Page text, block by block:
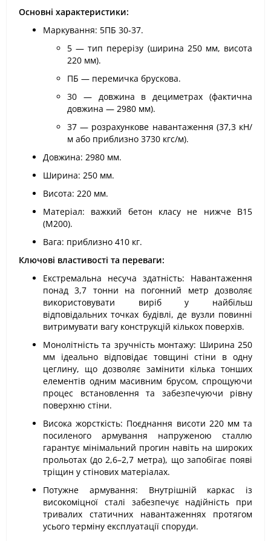
Основні характеристики:
Маркування: 5ПБ 30-37.
5 — тип перерізу (ширина 250 мм, висота
220 мм).
ПБ — перемичка брускова.
30 — довжина в дециметрах (фактична
довжина — 2980 мм).
37 — розрахункове навантаження (37,3 кН/
м або приблизно 3730 кгс/м).
Довжина: 2980 мм.
Ширина: 250 мм.
Висота: 220 мм.
Матеріал: важкий бетон класу не нижче В15
(М200).
Вага: приблизно 410 кг.
Ключові властивості та переваги:
Екстремальна несуча здатність: Навантаження
понад 3,7 тонни на погонний метр дозволяє
використовувати виріб у найбільш
відповідальних точках будівлі, де вузли повинні
витримувати вагу конструкцій кількох поверхів.
Монолітність та зручність монтажу: Ширина 250
мм ідеально відповідає товщині стіни в одну
цеглину, що дозволяє замінити кілька тонших
елементів одним масивним брусом, спрощуючи
процес встановлення та забезпечуючи рівну
поверхню стіни.
Висока жорсткість: Поєднання висоти 220 мм та
посиленого армування напруженою сталлю
гарантує мінімальний прогин навіть на широких
прольотах (до 2,6–2,7 метра), що запобігає появі
тріщин у стінових матеріалах.
Потужне армування: Внутрішній каркас із
високоміцної сталі забезпечує надійність при
тривалих статичних навантаженнях протягом
усього терміну експлуатації споруди.